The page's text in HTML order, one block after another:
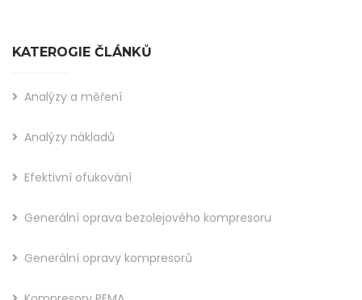
KATEROGIE ČLÁNKŮ
Analýzy a měření
Analýzy nákladů
Efektivní ofukování
Generální oprava bezolejového kompresoru
Generální opravy kompresorů